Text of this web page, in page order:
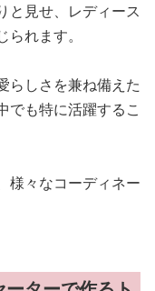
と見せ、レディース
れます。
らしさを兼ね備えた
でも特に活躍するこ
様々なコーディネー